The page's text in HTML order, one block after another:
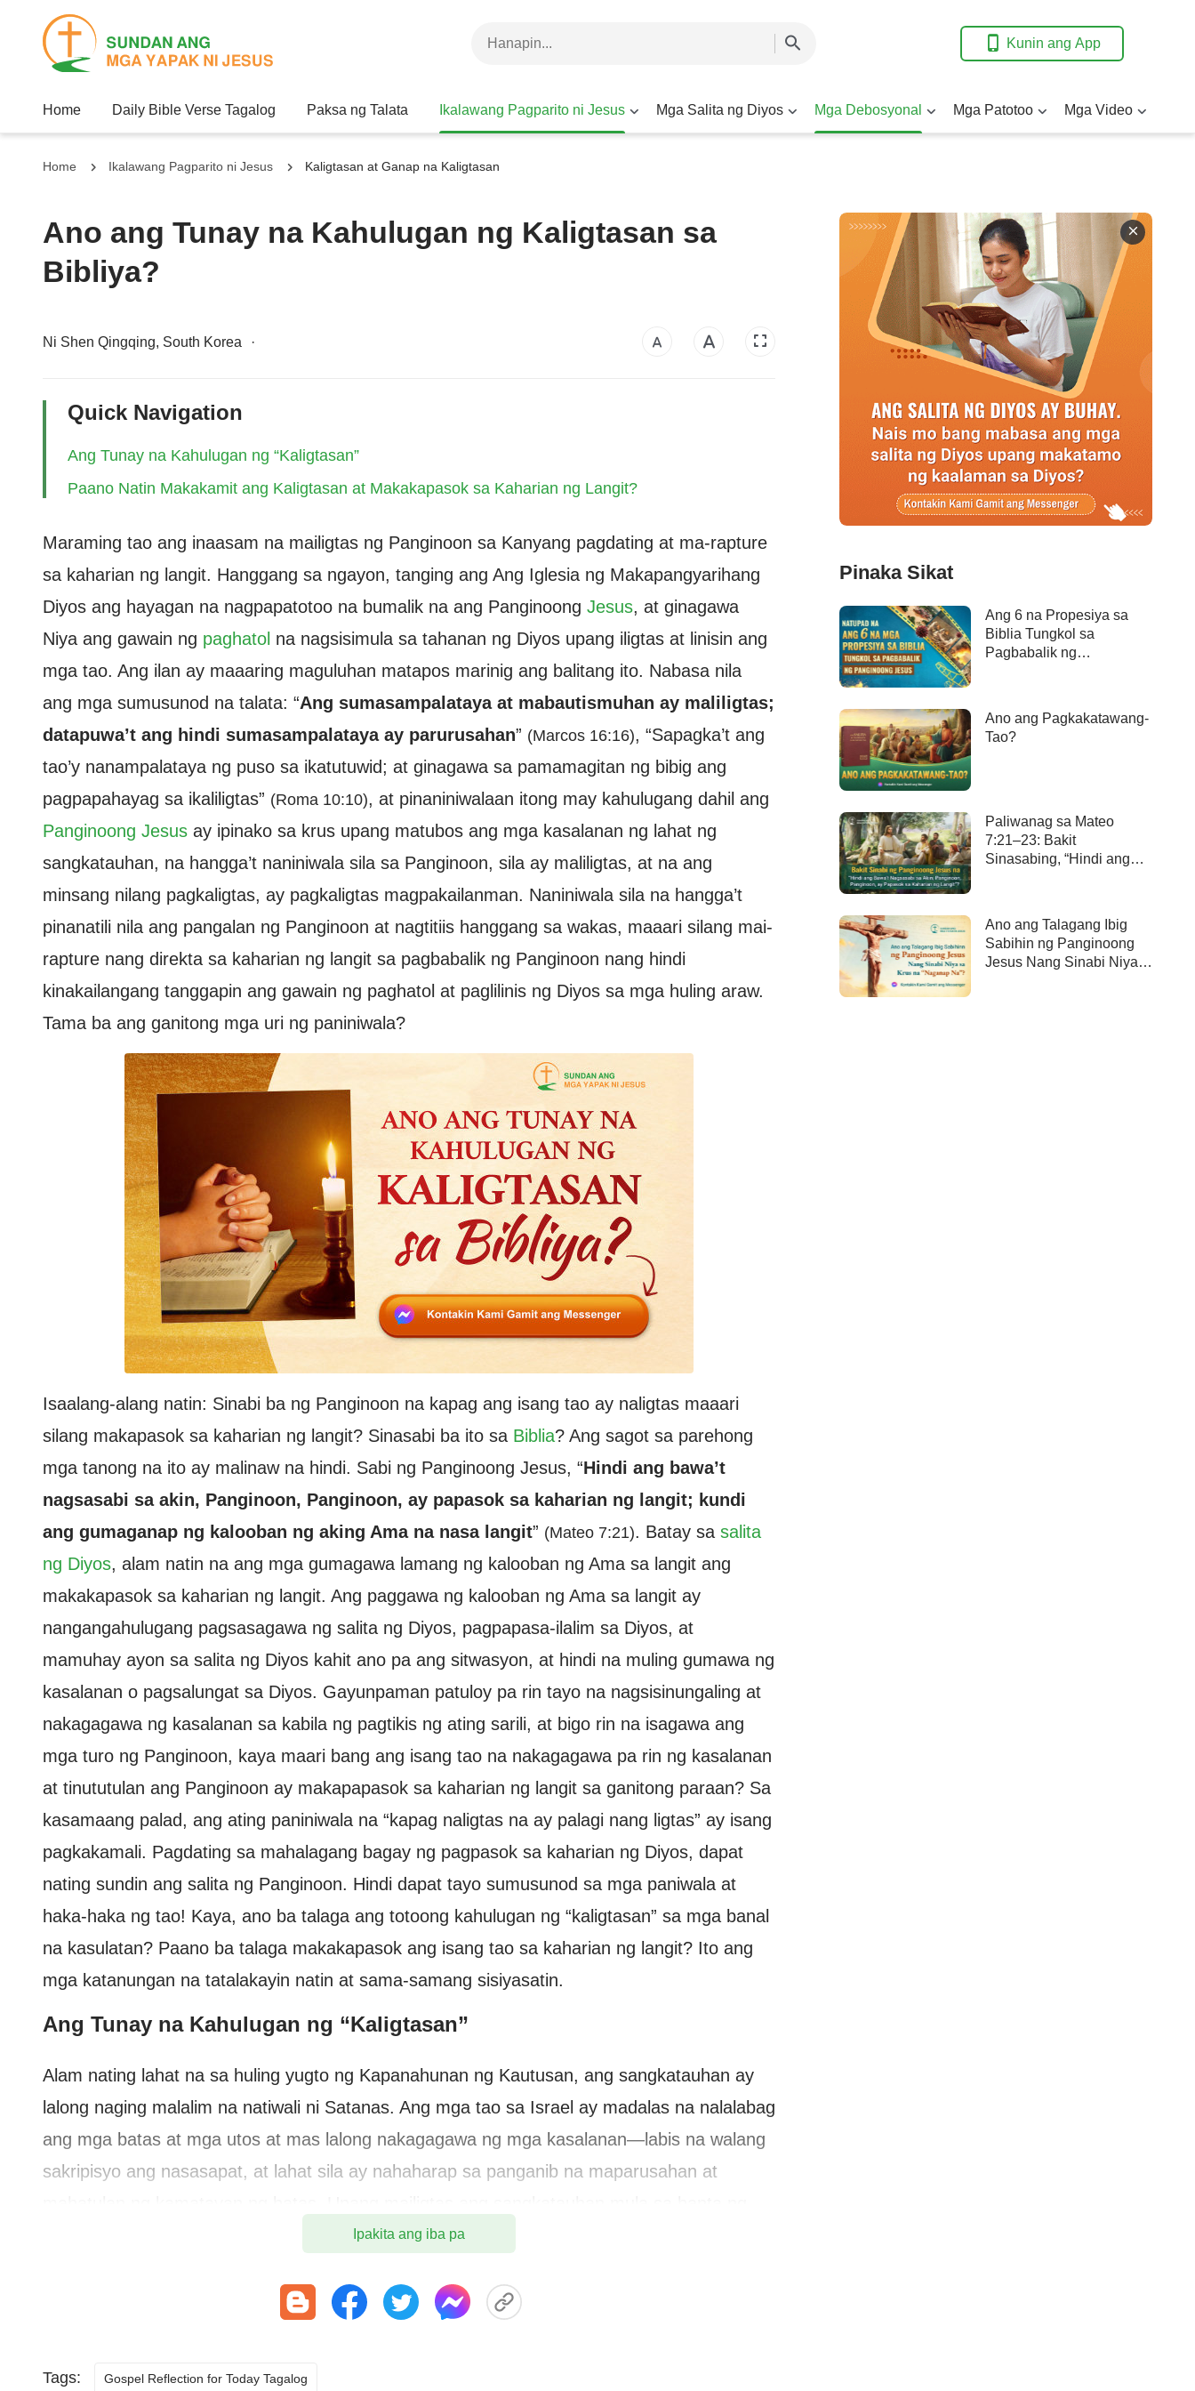
Kunin ang App
Home Daily Bible Verse Tagalog Paksa ng Talata Ikalawang Pagparito ni Jesus Mga Salita ng Diyos Mga Debosyonal Mga Patotoo Mga Video
Home Ikalawang Pagparito ni Jesus Kaligtasan at Ganap na Kaligtasan
Ano ang Tunay na Kahulugan ng Kaligtasan sa
Bibliya?
Ni Shen Qingqing, South Korea ·
Quick Navigation
Ang Tunay na Kahulugan ng “Kaligtasan”
Paano Natin Makakamit ang Kaligtasan at Makakapasok sa Kaharian ng Langit?
Maraming tao ang inaasam na mailigtas ng Panginoon sa Kanyang pagdating at ma-rapture
sa kaharian ng langit. Hanggang sa ngayon, tanging ang Ang Iglesia ng Makapangyarihang
Diyos ang hayagan na nagpapatotoo na bumalik na ang Panginoong Jesus, at ginagawa
Niya ang gawain ng paghatol na nagsisimula sa tahanan ng Diyos upang iligtas at linisin ang
mga tao. Ang ilan ay maaaring maguluhan matapos marinig ang balitang ito. Nabasa nila
ang mga sumusunod na talata: “Ang sumasampalataya at mabautismuhan ay maliligtas;
datapuwa’t ang hindi sumasampalataya ay parurusahan” (Marcos 16:16), “Sapagka’t ang
tao’y nanampalataya ng puso sa ikatutuwid; at ginagawa sa pamamagitan ng bibig ang
pagpapahayag sa ikaliligtas” (Roma 10:10), at pinaniniwalaan itong may kahulugang dahil ang
Panginoong Jesus ay ipinako sa krus upang matubos ang mga kasalanan ng lahat ng
sangkatauhan, na hangga’t naniniwala sila sa Panginoon, sila ay maliligtas, at na ang
minsang nilang pagkaligtas, ay pagkaligtas magpakailanman. Naniniwala sila na hangga’t
pinanatili nila ang pangalan ng Panginoon at nagtitiis hanggang sa wakas, maaari silang mai-
rapture nang direkta sa kaharian ng langit sa pagbabalik ng Panginoon nang hindi
kinakailangang tanggapin ang gawain ng paghatol at paglilinis ng Diyos sa mga huling araw.
Tama ba ang ganitong mga uri ng paniniwala?
Isaalang-alang natin: Sinabi ba ng Panginoon na kapag ang isang tao ay naligtas maaari
silang makapasok sa kaharian ng langit? Sinasabi ba ito sa Biblia? Ang sagot sa parehong
mga tanong na ito ay malinaw na hindi. Sabi ng Panginoong Jesus, “Hindi ang bawa’t
nagsasabi sa akin, Panginoon, Panginoon, ay papasok sa kaharian ng langit; kundi
ang gumaganap ng kalooban ng aking Ama na nasa langit” (Mateo 7:21). Batay sa salita
ng Diyos, alam natin na ang mga gumagawa lamang ng kalooban ng Ama sa langit ang
makakapasok sa kaharian ng langit. Ang paggawa ng kalooban ng Ama sa langit ay
nangangahulugang pagsasagawa ng salita ng Diyos, pagpapasa-ilalim sa Diyos, at
mamuhay ayon sa salita ng Diyos kahit ano pa ang sitwasyon, at hindi na muling gumawa ng
kasalanan o pagsalungat sa Diyos. Gayunpaman patuloy pa rin tayo na nagsisinungaling at
nakagagawa ng kasalanan sa kabila ng pagtikis ng ating sarili, at bigo rin na isagawa ang
mga turo ng Panginoon, kaya maari bang ang isang tao na nakagagawa pa rin ng kasalanan
at tinututulan ang Panginoon ay makapapasok sa kaharian ng langit sa ganitong paraan? Sa
kasamaang palad, ang ating paniniwala na “kapag naligtas na ay palagi nang ligtas” ay isang
pagkakamali. Pagdating sa mahalagang bagay ng pagpasok sa kaharian ng Diyos, dapat
nating sundin ang salita ng Panginoon. Hindi dapat tayo sumusunod sa mga paniwala at
haka-haka ng tao! Kaya, ano ba talaga ang totoong kahulugan ng “kaligtasan” sa mga banal
na kasulatan? Paano ba talaga makakapasok ang isang tao sa kaharian ng langit? Ito ang
mga katanungan na tatalakayin natin at sama-samang sisiyasatin.
Ang Tunay na Kahulugan ng “Kaligtasan”
Alam nating lahat na sa huling yugto ng Kapanahunan ng Kautusan, ang sangkatauhan ay
lalong naging malalim na natiwali ni Satanas. Ang mga tao sa Israel ay madalas na nalalabag
ang mga batas at mga utos at mas lalong nakagagawa ng mga kasalanan—labis na walang
sakripisyo ang nasasapat, at lahat sila ay nahaharap sa panganib na maparusahan at
kamatayan, ang Diyos ay bumaba sa lupa sa katawang-tao bilang Panginoong Jesus upang
sa kasalanan para sa lahat ng sangkatauhan, at magpatawad sa tao ng kanyang mga
Ipakita ang iba pa
Tags: Gospel Reflection for Today Tagalog
Pinaka Sikat
Ang 6 na Propesiya sa
Biblia Tungkol sa
Pagbabalik ng
Ano ang Pagkakatawang-
Tao?
Paliwanag sa Mateo
7:21–23: Bakit
Sinasabing, “Hindi ang
ng langit”?
Ano ang Talagang Ibig
Sabihin ng Panginoong
Jesus Nang Sinabi Niya